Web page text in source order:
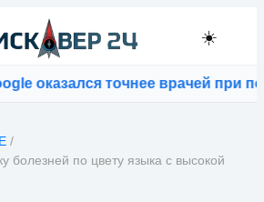
☀️
точнее врачей при
/
болезней по цвету языка с высокой